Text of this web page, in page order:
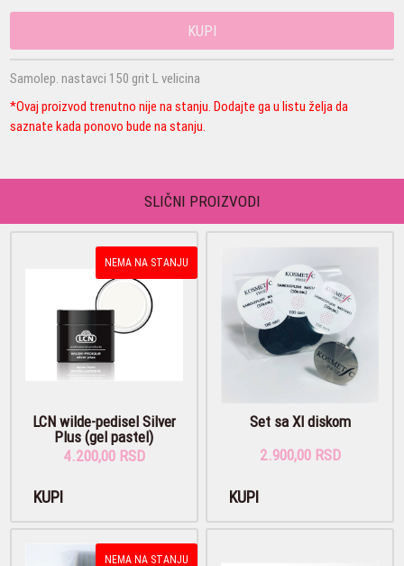
KUPI
Samolep. nastavci 150 grit L velicina
*Ovaj proizvod trenutno nije na stanju. Dodajte ga u listu želja da
saznate kada ponovo bude na stanju.
SLIČNI PROIZVODI
NEMA NA STANJU
LCN wilde-pedisel Silver
Plus (gel pastel)
4.200,00 RSD
KUPI
Set sa Xl diskom
2.900,00 RSD
KUPI
NEMA NA STANJU